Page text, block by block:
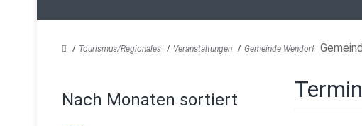
Tourismus/Regionales Veranstaltungen Gemeinde Wendorf
Nach Monaten sortiert